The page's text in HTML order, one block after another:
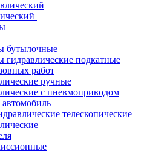
бутылочные
гидравлические подкатные
работ
ручные
с пневмоприводом
телескопические